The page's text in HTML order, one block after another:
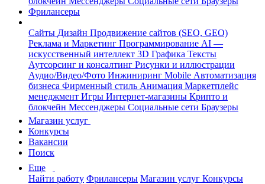
Фрилансеры
Сайты Дизайн Продвижение сайтов (SEO, GEO)
Реклама и Маркетинг Программирование AI —
искусственный интеллект 3D Графика Тексты
Аутсорсинг и консалтинг Рисунки и иллюстрации
Аудио/Видео/Фото Инжиниринг Mobile Автоматизация
бизнеса Фирменный стиль Анимация Маркетплейс
менеджмент Игры Интернет-магазины Крипто и
блокчейн Мессенджеры Социальные сети Браузеры
Магазин услуг
Конкурсы
Вакансии
Поиск
Еще
Найти работу Фрилансеры Магазин услуг Конкурсы